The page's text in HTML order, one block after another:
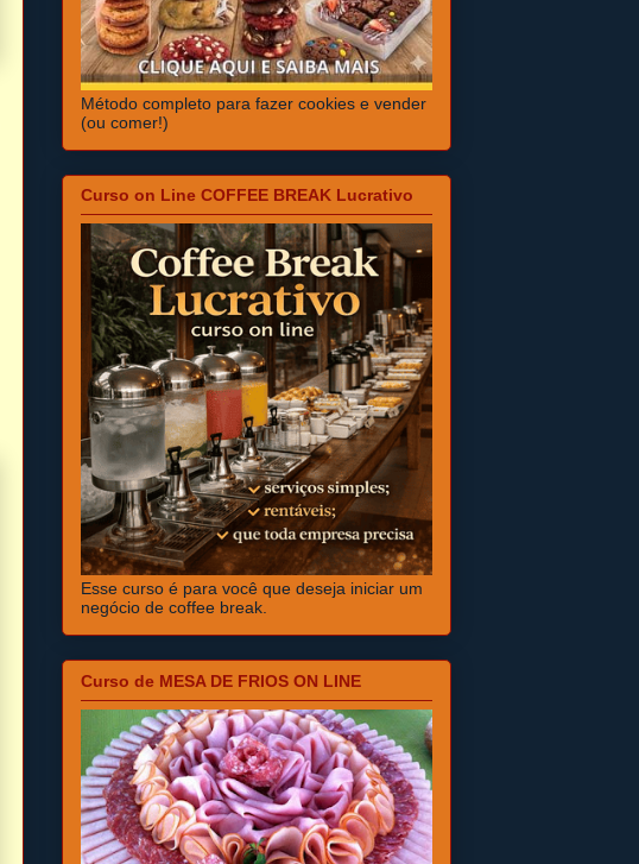
Método completo para fazer cookies e vender
(ou comer!)
Curso on Line COFFEE BREAK Lucrativo
Esse curso é para você que deseja iniciar um
negócio de coffee break.
Curso de MESA DE FRIOS ON LINE